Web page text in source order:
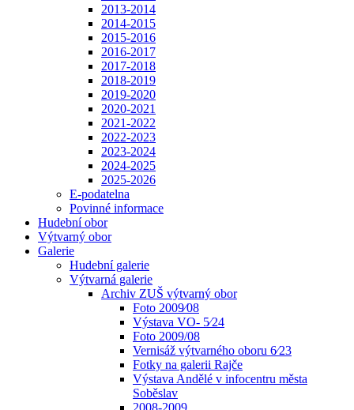
2013-2014
2014-2015
2015-2016
2016-2017
2017-2018
2018-2019
2019-2020
2020-2021
2021-2022
2022-2023
2023-2024
2024-2025
2025-2026
E-podatelna
Povinné informace
Hudební obor
Výtvarný obor
Galerie
Hudební galerie
Výtvarná galerie
Archiv ZUŠ výtvarný obor
Foto 2009⁄08
Výstava VO- 5⁄24
Foto 2009/08
Vernisáž výtvarného oboru 6⁄23
Fotky na galerii Rajče
Výstava Andělé v infocentru města
Soběslav
2008-2009